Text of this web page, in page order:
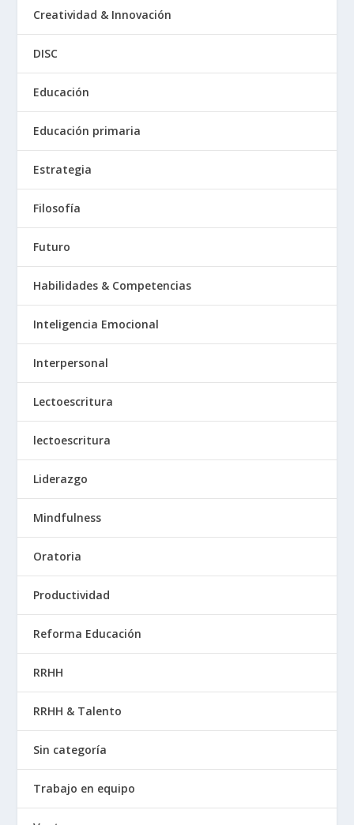
Creatividad & Innovación
DISC
Educación
Educación primaria
Estrategia
Filosofía
Futuro
Habilidades & Competencias
Inteligencia Emocional
Interpersonal
Lectoescritura
lectoescritura
Liderazgo
Mindfulness
Oratoria
Productividad
Reforma Educación
RRHH
RRHH & Talento
Sin categoría
Trabajo en equipo